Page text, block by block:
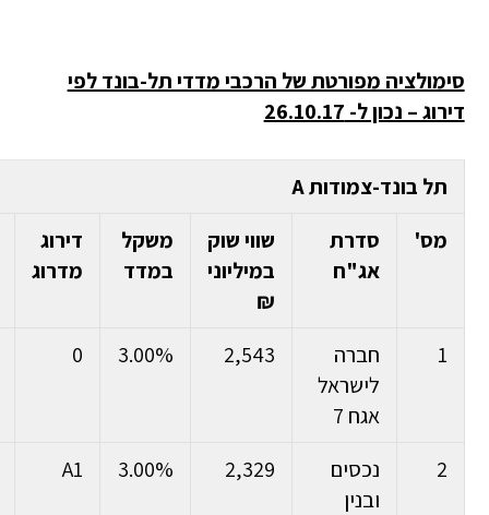
סימולציה מפורטת של הרכבי מדדי תל-בונד לפי
דירוג – נכון ל- 26.10.17
תל בונד-צמודותA
מס'
סדרת
אג"ח
שווי שוק
במיליוני
₪
משקל
במדד
דירוג
מדרוג
1
חברה
לישראל
אגח 7
2,543
3.00%
0
2
נכסים
ובנין
2,329
3.00%
A1